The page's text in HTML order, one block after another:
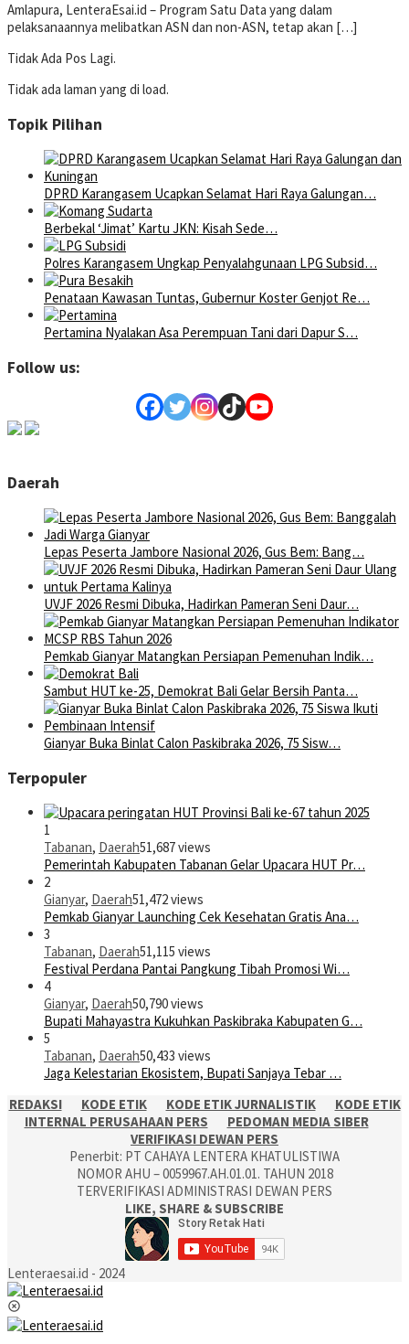
Amlapura, LenteraEsai.id – Program Satu Data yang dalam
pelaksanaannya melibatkan ASN dan non-ASN, tetap akan […]
Tidak Ada Pos Lagi.
Tidak ada laman yang di load.
Topik Pilihan
DPRD Karangasem Ucapkan Selamat Hari Raya Galungan…
Berbekal ‘Jimat’ Kartu JKN: Kisah Sede…
Polres Karangasem Ungkap Penyalahgunaan LPG Subsid…
Penataan Kawasan Tuntas, Gubernur Koster Genjot Re…
Pertamina Nyalakan Asa Perempuan Tani dari Dapur S…
Follow us:
Daerah
Lepas Peserta Jambore Nasional 2026, Gus Bem: Bang…
UVJF 2026 Resmi Dibuka, Hadirkan Pameran Seni Daur…
Pemkab Gianyar Matangkan Persiapan Pemenuhan Indik…
Sambut HUT ke-25, Demokrat Bali Gelar Bersih Panta…
Gianyar Buka Binlat Calon Paskibraka 2026, 75 Sisw…
Terpopuler
1
Tabanan, Daerah51,687 views
Pemerintah Kabupaten Tabanan Gelar Upacara HUT Pr…
2
Gianyar, Daerah51,472 views
Pemkab Gianyar Launching Cek Kesehatan Gratis Ana…
3
Tabanan, Daerah51,115 views
Festival Perdana Pantai Pangkung Tibah Promosi Wi…
4
Gianyar, Daerah50,790 views
Bupati Mahayastra Kukuhkan Paskibraka Kabupaten G…
5
Tabanan, Daerah50,433 views
Jaga Kelestarian Ekosistem, Bupati Sanjaya Tebar …
REDAKSI
KODE ETIK KODE ETIK JURNALISTIK
KODE ETIK
INTERNAL PERUSAHAAN PERS
PEDOMAN MEDIA SIBER
VERIFIKASI DEWAN PERS
Penerbit: PT CAHAYA LENTERA KHATULISTIWA
NOMOR AHU – 0059967.AH.01.01. TAHUN 2018
TERVERIFIKASI ADMINISTRASI DEWAN PERS
LIKE, SHARE & SUBSCRIBE
Lenteraesai.id - 2024